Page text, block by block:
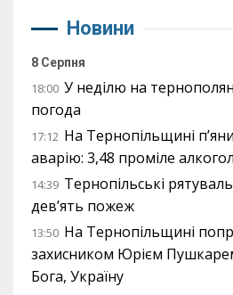
Новини
8 Серпня
18:00 У неділю на
погода
17:12 На Тернопільщині
аварію: 3,48 проміле
14:39 Тернопільські
дев’ять пожеж
13:50 На Тернопільщині
захисником Юрієм
Бога, Україну